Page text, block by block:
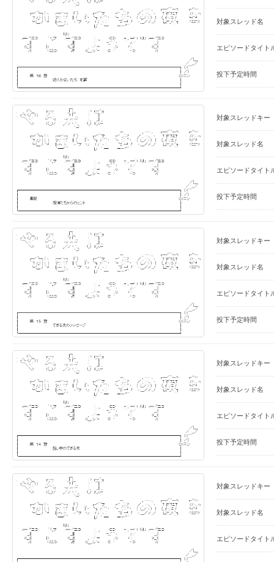
対象スレッド名
エピソードタイト
投下予定時間
対象スレッドキー
対象スレッド名
エピソードタイト
投下予定時間
対象スレッドキー
対象スレッド名
エピソードタイト
投下予定時間
対象スレッドキー
対象スレッド名
エピソードタイト
投下予定時間
対象スレッドキー
対象スレッド名
エピソードタイト